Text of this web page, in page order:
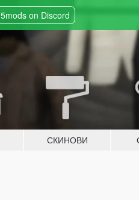
5mods on Discord
СКИНОВИ